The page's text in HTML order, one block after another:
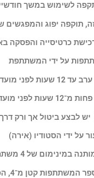
לשימוש במשך
תוקפה יפוג והמפגשים
כרטיסייה והפסקה
או יינתן זיכוי מלא אם נרכש בנפרד.
– יחויב במלואו, ללא זיכוי או החזר.
יש לבצע ביטול אך ורק
של 4 משתתפות רשומות.
הזכות לבטל את השיעור. במקרה כזה לא תחויבי – השיעור יישמר בכרטיסייה או יינתן זיכוי מלא.